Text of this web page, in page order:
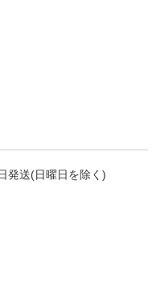
発送(日曜日を除く)